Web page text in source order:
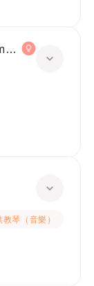
5,All
教琴（音樂）